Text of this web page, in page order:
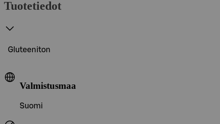
Tuotetiedot
Gluteeniton
Valmistusmaa
Suomi